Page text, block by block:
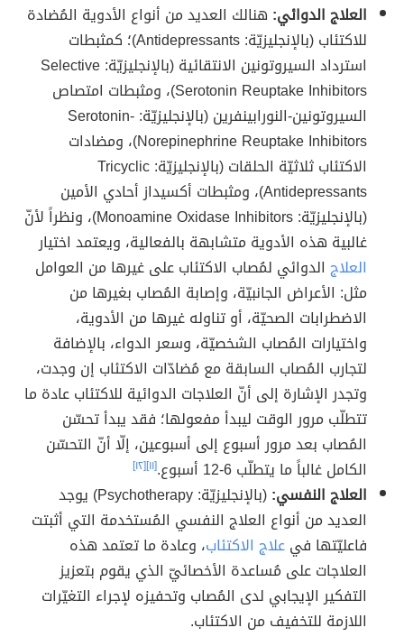
العلاج الدوائي: هنالك العديد من أنواع الأدوية المُضادة
للاكتئاب (بالإنجليزيّة: Antidepressants)؛ كمثبطات
استرداد السيروتونين الانتقائية (بالإنجليزيّة: Selective
Serotonin Reuptake Inhibitors)، ومثبطات امتصاص
السيروتونين-النورابينفرين (بالإنجليزيّة: Serotonin-
Norepinephrine Reuptake Inhibitors)، ومضادات
الاكتئاب ثلاثيّة الحلقات (بالإنجليزيّة: Tricyclic
Antidepressants)، ومثبطات أكسيداز أحادي الأمين
(بالإنجليزيّة: Monoamine Oxidase Inhibitors)، ونظراً لأنّ
غالبية هذه الأدوية متشابهة بالفعالية، ويعتمد اختيار
العلاجالدوائي لمُصاب الاكتئاب على غيرها من العوامل
مثل: الأعراض الجانبيّة، وإصابة المُصاب بغيرها من
الاضطرابات الصحيّة، أو تناوله غيرها من الأدوية،
واختيارات المُصاب الشخصيّة، وسعر الدواء، بالإضافة
لتجارب المُصاب السابقة مع مُضادّات الاكتئاب إن وجدت،
وتجدر الإشارة إلى أنّ العلاجات الدوائية للاكتئاب عادة ما
تتطلّب مرور الوقت ليبدأ مفعولها؛ فقد يبدأ تحسّن
المُصاب بعد مرور أسبوع إلى أسبوعين، إلّا أنّ التحسّن
الكامل غالباً ما يتطلّب 6-12 أسبوع.
[١١] [١٢]
العلاج النفسي:
(بالإنجليزيّة: Psychotherapy) يوجد
العديد من أنواع العلاج النفسي المُستخدمة التي أثبتت
فاعليّتها فيعلاج الاكتئاب، وعادة ما تعتمد هذه
العلاجات على مُساعدة الأخصائيّ الذي يقوم بتعزيز
التفكير الإيجابي لدى المُصاب وتحفيزه لإجراء التغيّرات
اللازمة للتخفيف من الاكتئاب.